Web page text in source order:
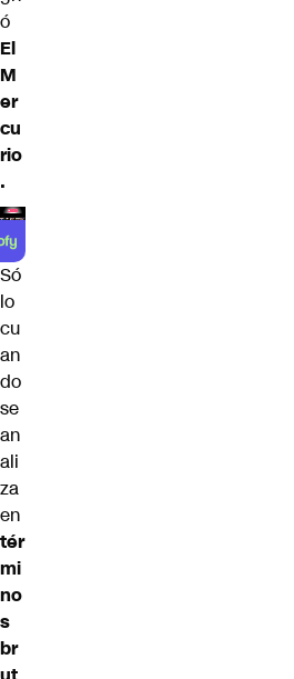
ó
El
M
er
cu
rio
.
Só
lo
cu
an
do
se
an
ali
za
en
tér
mi
no
s
br